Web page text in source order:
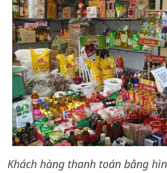
Khách hàng thanh toán bằng